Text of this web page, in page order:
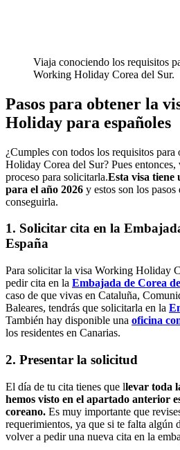
Viaja conociendo los requisitos
Working Holiday Corea del Sur.
Pasos para obtener la
Holiday para españoles
¿Cumples con todos los requisitos
Holiday Corea del Sur? Pues entonces,
proceso para solicitarla.Esta visa tiene
para el año 2026 y estos son los
conseguirla.
1. Solicitar cita en la
España
Para solicitar la visa Working Holiday
pedir cita en la Embajada de Corea
caso de que vivas en Cataluña,
Baleares, tendrás que solicitarla en la
También hay disponible una oficina
los residentes en Canarias.
2. Presentar la solicitud
El día de tu cita tienes que llevar toda
hemos visto en el apartado anterior
coreano. Es muy importante que
requerimientos, ya que si te falta algún
volver a pedir una nueva cita en la